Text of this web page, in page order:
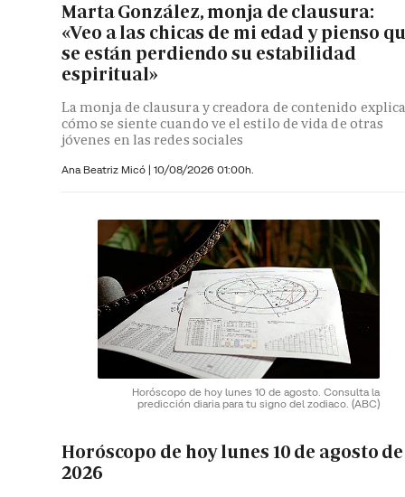
Marta González, monja de clausura:
«Veo a las chicas de mi edad y pienso
se están perdiendo su estabilidad
espiritual»
La monja de clausura y creadora de contenido
cómo se siente cuando ve el estilo de vida de otras
jóvenes en las redes sociales
Ana Beatriz Micó | 10/08/2026 01:00h.
Horóscopo de hoy lunes 10 de agosto. Consulta la
predicción diaria para tu signo del zodiaco. (ABC)
Horóscopo de hoy lunes 10 de agosto de
2026